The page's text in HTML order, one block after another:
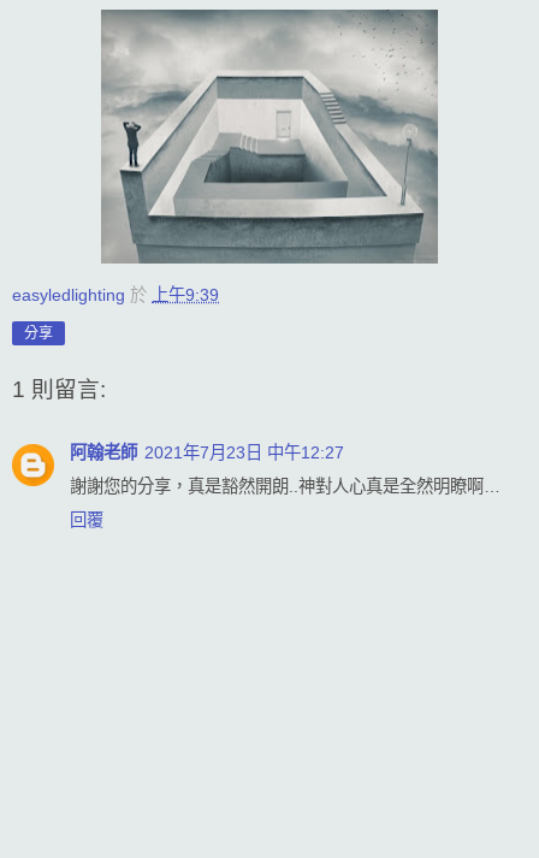
easyledlighting 於 上午9:39
分享
1 則留言:
阿翰老師 2021年7月23日 中午12:27
謝謝您的分享，真是豁然開朗..神對人心真是全然明瞭啊…
回覆